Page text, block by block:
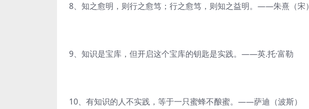
8、知之愈明，则行之愈笃；行之愈笃，则知之益明。——朱熹（宋）
9、知识是宝库，但开启这个宝库的钥匙是实践。——英.托·富勒
10、有知识的人不实践，等于一只蜜蜂不酿蜜。——萨迪（波斯）